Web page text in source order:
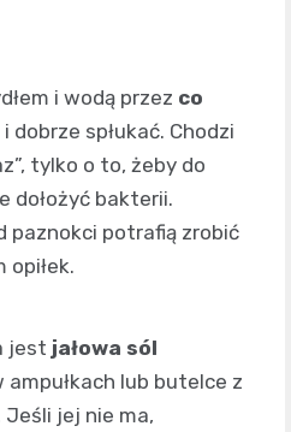
i wodą przez co
i dobrze spłukać. Chodzi
tylko o to, żeby do
dołożyć bakterii.
paznokci potrafią zrobić
opiłek.
jest jałowa sól
ampułkach lub butelce z
jej nie ma,